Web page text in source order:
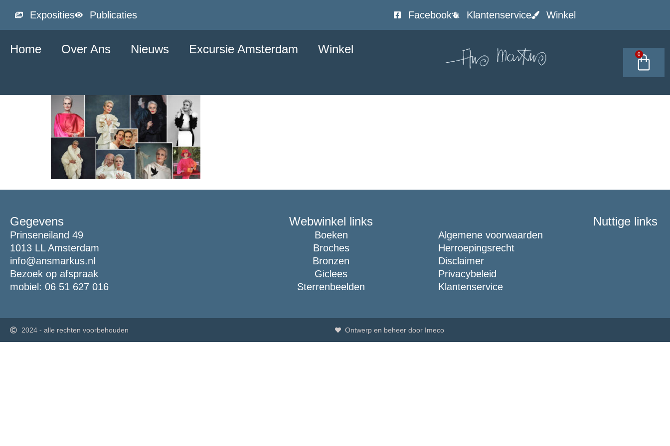
Exposities Publicaties Facebook Klantenservice Winkel
Home Over Ans Nieuws Excursie Amsterdam Winkel 0
Gegevens
Prinseneiland 49
1013 LL Amsterdam
info@ansmarkus.nl
Bezoek op afspraak
mobiel: 06 51 627 016
Webwinkel links
Boeken
Broches
Bronzen
Giclees
Sterrenbeelden
Nuttige links
Algemene voorwaarden
Herroepingsrecht
Disclaimer
Privacybeleid
Klantenservice
2024 - alle rechten voorbehouden Ontwerp en beheer door Imeco